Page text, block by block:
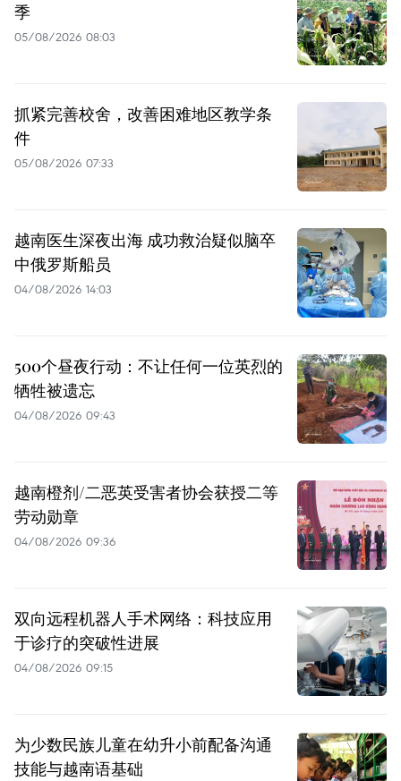
季
05/08/2026 08:03
抓紧完善校舍，改善困难地区教学条
件
05/08/2026 07:33
越南医生深夜出海 成功救治疑似脑卒
中俄罗斯船员
04/08/2026 14:03
500个昼夜行动：不让任何一位英烈的
牺牲被遗忘
04/08/2026 09:43
越南橙剂/二恶英受害者协会获授二等
劳动勋章
04/08/2026 09:36
双向远程机器人手术网络：科技应用
于诊疗的突破性进展
04/08/2026 09:15
为少数民族儿童在幼升小前配备沟通
技能与越南语基础